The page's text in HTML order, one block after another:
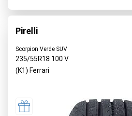
Pirelli
Scorpion Verde SUV
235/55R18 100 V
(K1) Ferrari